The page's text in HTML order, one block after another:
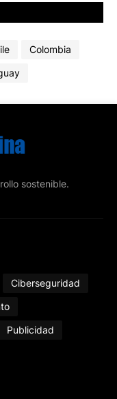
Colombia
sostenible.
Ciberseguridad
Publicidad